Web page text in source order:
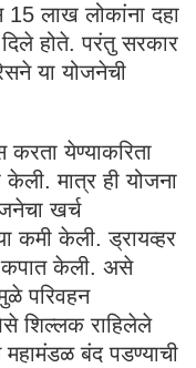
15 लाख लोकांना दहा
होते. परंतु सरकार
या योजनेची
करता येण्याकरिता
मात्र ही योजना
खर्च
कमी केली. ड्रायव्हर
कपात केली. असे
परिवहन
शिल्लक राहिलेले
महामंडळ बंद पडण्याची